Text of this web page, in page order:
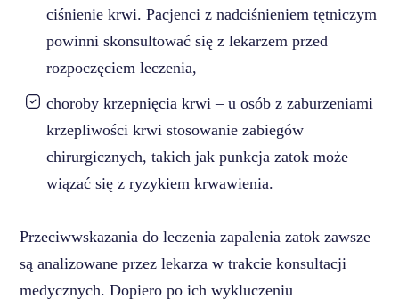
ciśnienie krwi. Pacjenci z nadciśnieniem tętniczym
powinni skonsultować się z lekarzem przed
rozpoczęciem leczenia,
choroby krzepnięcia krwi – u osób z zaburzeniami
krzepliwości krwi stosowanie zabiegów
chirurgicznych, takich jak punkcja zatok może
wiązać się z ryzykiem krwawienia.
Przeciwwskazania do leczenia zapalenia zatok zawsze
są analizowane przez lekarza w trakcie konsultacji
medycznych. Dopiero po ich wykluczeniu